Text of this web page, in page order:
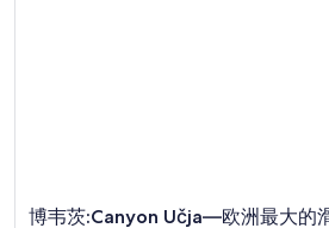
博韦茨:Canyon Učja—欧洲最大的